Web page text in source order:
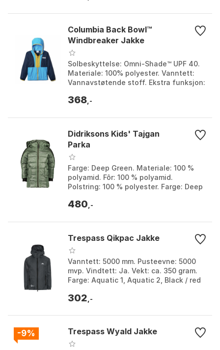
Columbia Back Bowl™
Windbreaker Jakke
Solbeskyttelse: Omni-Shade™ UPF 40.
Materiale: 100% polyester. Vanntett:
Vannavstøtende stoff. Ekstra funksjon:
Bright aqu...
368 ,-
Didriksons Kids' Tajgan
Parka
Farge: Deep Green. Materiale: 100 %
polyamid. Fôr: 100 % polyamid.
Polstring: 100 % polyester. Farge: Deep
480 ,-
Trespass Qikpac Jakke
Vanntett: 5000 mm. Pusteevne: 5000
mvp. Vindtett: Ja. Vekt: ca. 350 gram.
Farge: Aquatic 1, Aquatic 2, Black / red
...
302 ,-
-9% Trespass Wyald Jakke